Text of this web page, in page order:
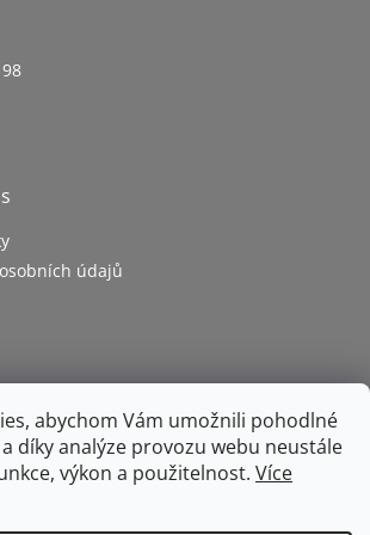
abychom Vám umožnili pohodlné
díky analýze provozu webu neustále
výkon a použitelnost. Více
údajů